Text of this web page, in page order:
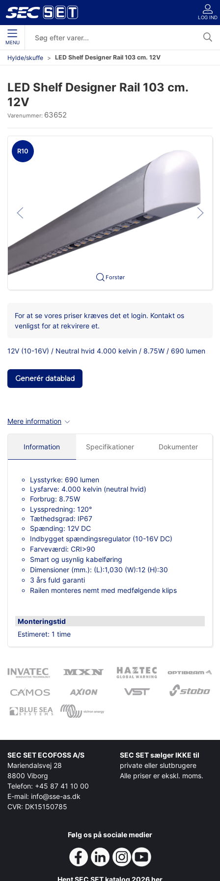
LOG IND
MENU
Hylde/skuffe LED Shelf Designer Rail 103 cm. 12V
LED Shelf Designer Rail 103 cm.
12V
Varenummer: 63652
R10
Forstør
For at se vores priser kræves det et login. Kontakt os
venligst for at rekvirere et.
12V (10-16V) / Neutral hvid 4.000 kelvin / 8.75W / 690 lumen
Generér datablad
Mere information
Information Specifikationer Dokumenter
Lysstyrke: 690 lumen
Lysfarve: 4.000 kelvin (neutral hvid)
Forbrug: 8.75W
Lysspredning: 120°
Tæthedsgrad: IP67
Spænding: 12V DC
Indbygget spændingsregulator (10-16V DC)
Farveværdi: CRI>90
Smart og usynlig kabelføring
Dimensioner (mm.): (L):1,030 (W):12 (H):30
3 års fuld garanti
Railen monteres nemt med medfølgende klips
Monteringstid
Estimeret: 1 time
SEC SET ECOFOSS A/S
Mariendalsvej 28
8800 Viborg
Telefon: +45 87 41 10 00
E-mail: info@sse-as.dk
CVR: DK15150785
SEC SET sælger IKKE til
private eller slutbrugere
Alle priser er ekskl. moms.
Følg os på sociale medier